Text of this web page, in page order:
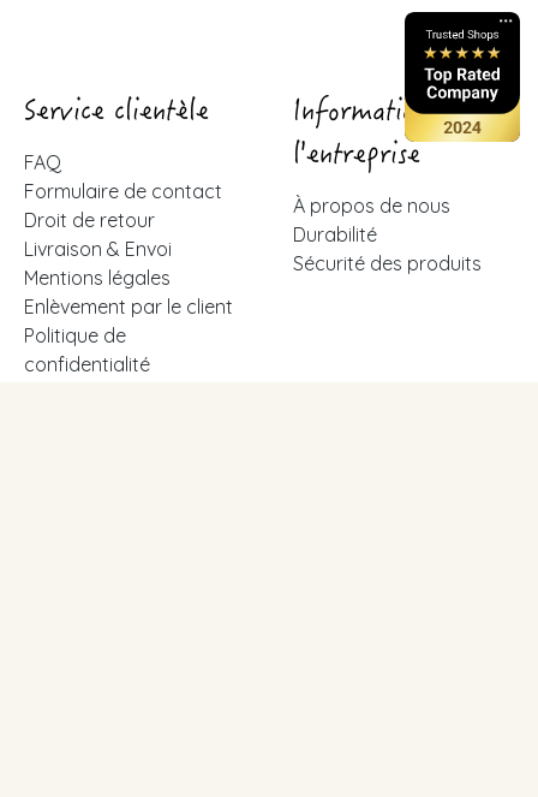
Service clientèle
FAQ
Formulaire de contact
Droit de retour
Livraison & Envoi
Mentions légales
Enlèvement par le client
Politique de
confidentialité
Informations sur
l'entreprise
À propos de nous
Durabilité
Sécurité des produits